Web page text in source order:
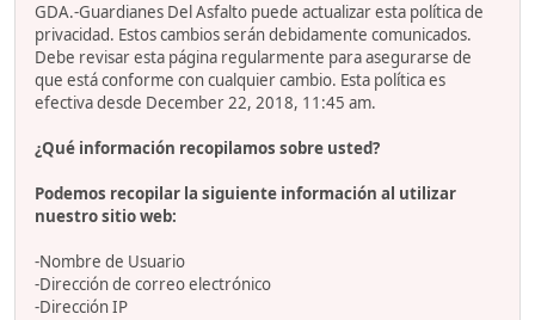
GDA.-Guardianes Del Asfalto puede actualizar esta política de
privacidad. Estos cambios serán debidamente comunicados.
Debe revisar esta página regularmente para asegurarse de
que está conforme con cualquier cambio. Esta política es
efectiva desde December 22, 2018, 11:45 am.
¿Qué información recopilamos sobre usted?
Podemos recopilar la siguiente información al utilizar
nuestro sitio web:
-Nombre de Usuario
-Dirección de correo electrónico
-Dirección IP